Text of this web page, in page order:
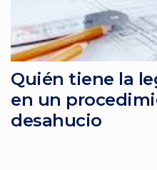
Quién tiene la
en un
desahucio